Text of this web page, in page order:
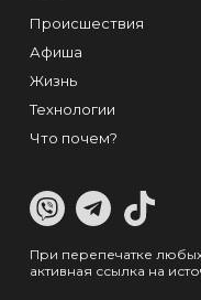
Происшествия
Афиша
Жизнь
Технологии
Что почем?
При перепечатке
активная ссылка на